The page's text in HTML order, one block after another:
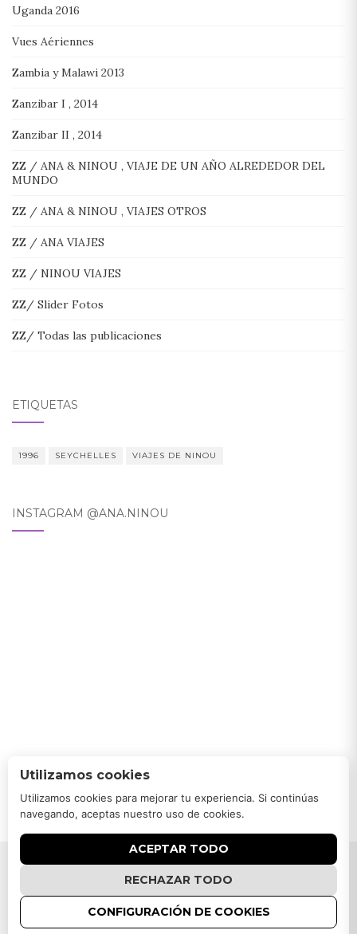
Uganda 2016
Vues Aériennes
Zambia y Malawi 2013
Zanzibar I , 2014
Zanzibar II , 2014
ZZ / ANA & NINOU , VIAJE DE UN AÑO ALREDEDOR DEL
MUNDO
ZZ / ANA & NINOU , VIAJES OTROS
ZZ / ANA VIAJES
ZZ / NINOU VIAJES
ZZ/ Slider Fotos
ZZ/ Todas las publicaciones
ETIQUETAS
1996 SEYCHELLES VIAJES DE NINOU
INSTAGRAM @ANA.NINOU
Activello Tema porColorlibFunciona conWordPress
Utilizamos cookies
Utilizamos cookies para mejorar tu experiencia. Si continúas
navegando, aceptas nuestro uso de cookies.
ACEPTAR TODO
RECHAZAR TODO
CONFIGURACIÓN DE COOKIES